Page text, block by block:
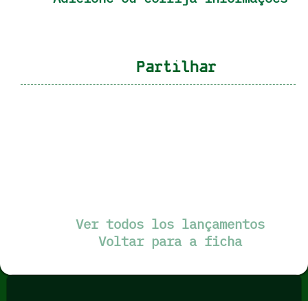
Partilhar
Ver todos los lançamentos
Voltar para a ficha